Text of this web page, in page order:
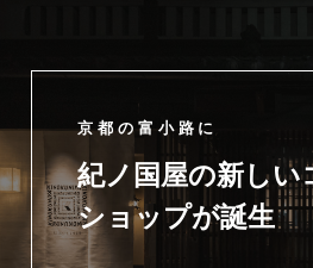
京都の富小路に
紀ノ国屋の新しい
ショップが誕生